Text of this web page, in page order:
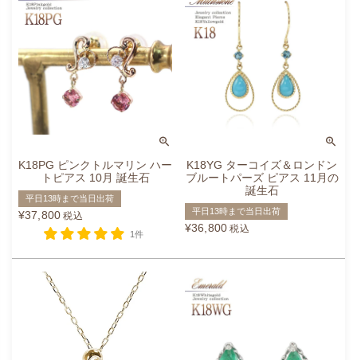
K18PG ピンクトルマリン ハー
トピアス 10月 誕生石
平日13時まで当日出荷
¥37,800 税込
1件
K18YG ターコイズ＆ロンドン
ブルートパーズ ピアス 11月の
誕生石
平日13時まで当日出荷
¥36,800 税込